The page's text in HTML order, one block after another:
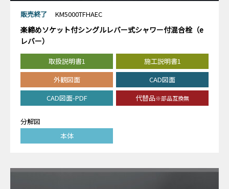
販売終了 KM5000TFHAEC
楽締めソケット付シングルレバー式シャワー付混合栓（e
レバー）
取扱説明書1
施工説明書1
外観図面
CAD図面
CAD図面-PDF
代替品※部品互換無
分解図
本体